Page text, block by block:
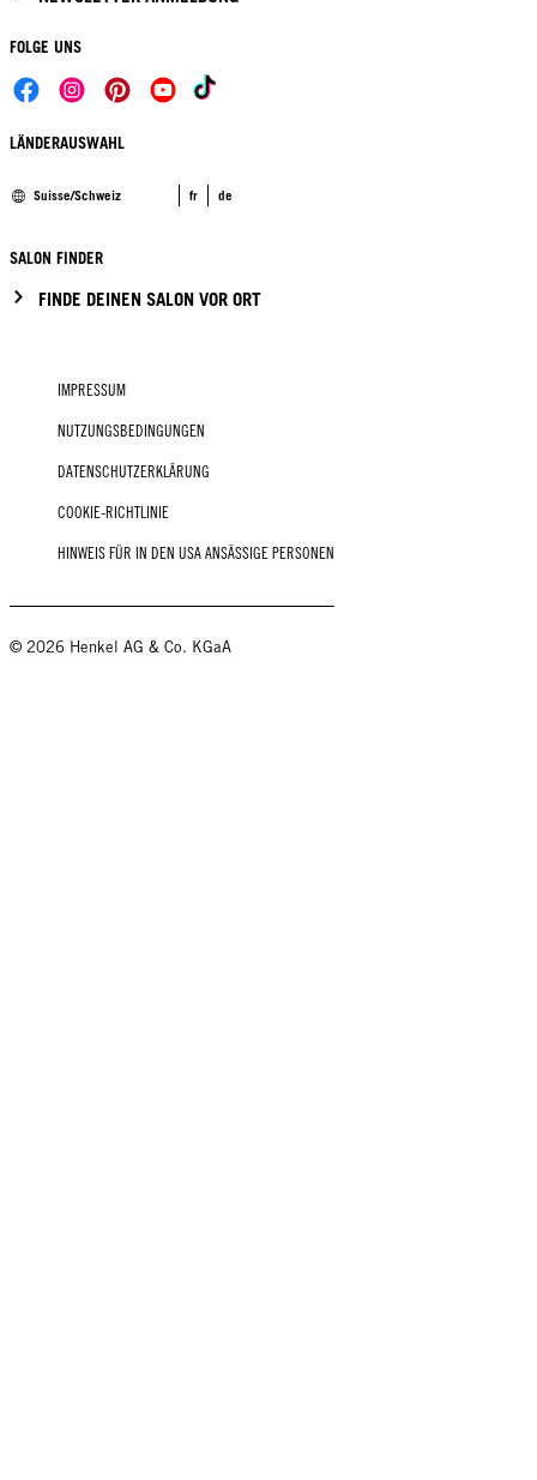
FOLGE UNS
LÄNDERAUSWAHL
Suisse/Schweiz fr de
SALON FINDER
FINDE DEINEN SALON VOR ORT
IMPRESSUM
NUTZUNGSBEDINGUNGEN
DATENSCHUTZERKLÄRUNG
COOKIE-RICHTLINIE
HINWEIS FÜR IN DEN USA ANSÄSSIGE PERSONEN
© 2026 Henkel AG & Co. KGaA